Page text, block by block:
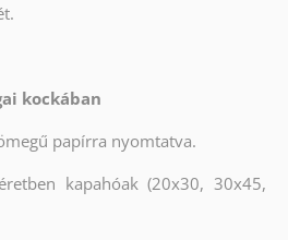
kockában
papírra nyomtatva.
kapahóak (20x30, 30x45,